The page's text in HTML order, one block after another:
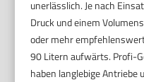
unerlässlich. Je nach
Druck und einem
oder mehr
90 Litern aufwärts. Profi-
haben langlebige Antriebe